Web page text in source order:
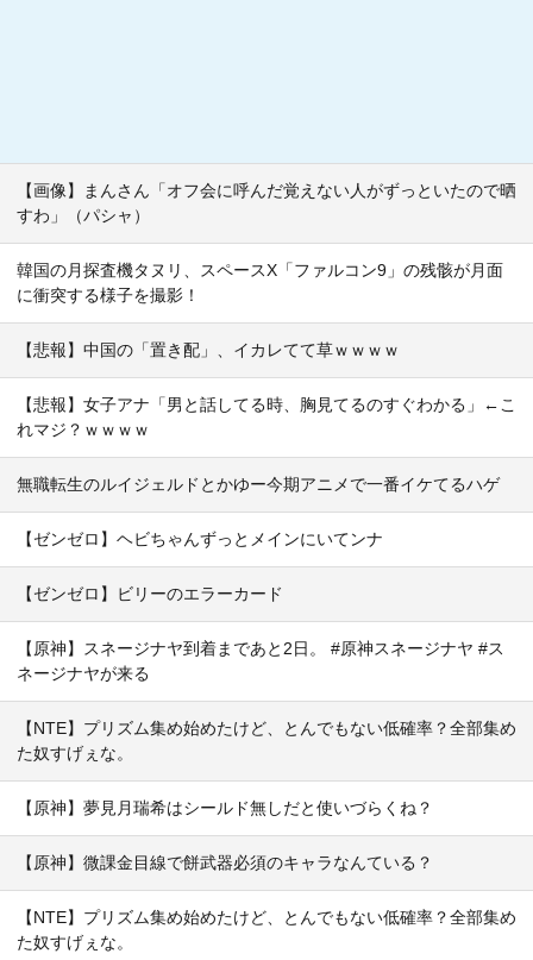
【画像】まんさん「オフ会に呼んだ覚えない人がずっといたので晒
すわ」（パシャ）
韓国の月探査機タヌリ、スペースX「ファルコン9」の残骸が月面
に衝突する様子を撮影！
【悲報】中国の「置き配」、イカレてて草ｗｗｗｗ
【悲報】女子アナ「男と話してる時、胸見てるのすぐわかる」←こ
れマジ？ｗｗｗｗ
無職転生のルイジェルドとかゆー今期アニメで一番イケてるハゲ
【ゼンゼロ】ヘビちゃんずっとメインにいてンナ
【ゼンゼロ】ビリーのエラーカード
【原神】スネージナヤ到着まであと2日。 #原神スネージナヤ #ス
ネージナヤが来る
【NTE】プリズム集め始めたけど、とんでもない低確率？全部集め
た奴すげぇな。
【原神】夢見月瑞希はシールド無しだと使いづらくね？
【原神】微課金目線で餅武器必須のキャラなんている？
【NTE】プリズム集め始めたけど、とんでもない低確率？全部集め
た奴すげぇな。